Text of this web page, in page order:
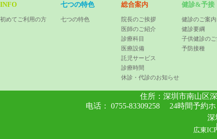
INFO
初めてご利用の方
七つの特色
七つの特色
総合案内
院長のご挨拶
医師のご紹介
診療科目
医療設備
託児サービス
診療時間
休診・代診のお知らせ
健診&予接
健診のご案内
健診要綱
子供健診の
予防接種
深
広東
住所： 深圳市南山区
电话： 0755-83309258 24時間予約